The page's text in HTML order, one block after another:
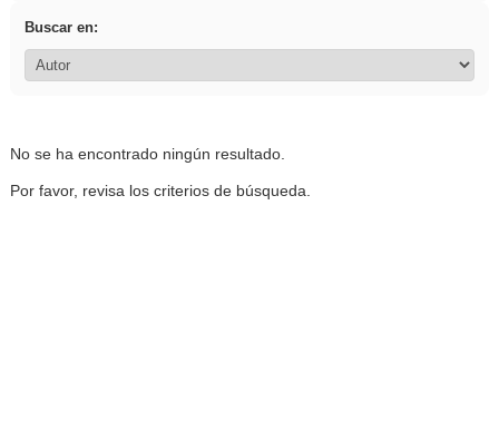
Buscar en:
No se ha encontrado ningún resultado.
Por favor, revisa los criterios de búsqueda.